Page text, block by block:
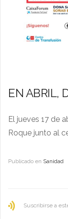
EN ABRIL,
El jueves 17 de
Roque junto al
Publicado en Sanidad
Suscribirse a